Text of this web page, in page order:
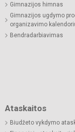
Gimnazijos himnas
Gimnazijos ugdymo
organizavimo
Bendradarbiavimas
Ataskaitos
Biudžeto vykdymo